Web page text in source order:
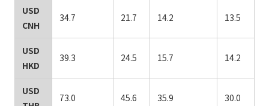
USD
CNH
34.7 21.7 14.2 13.5
USD
HKD
39.3 24.5 15.7 14.2
USD
73.0 45.6 35.9 30.0